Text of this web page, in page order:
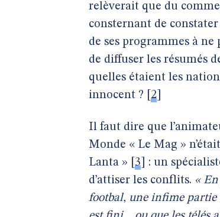
relèverait que du
consternant de constater
de ses programmes à
de diffuser les résumés
quelles étaient les
innocent ?
2
Il faut dire que
Monde « Le Mag »
Lanta »
3
: un
d’attiser les conflits. «
footbal, une infime partie